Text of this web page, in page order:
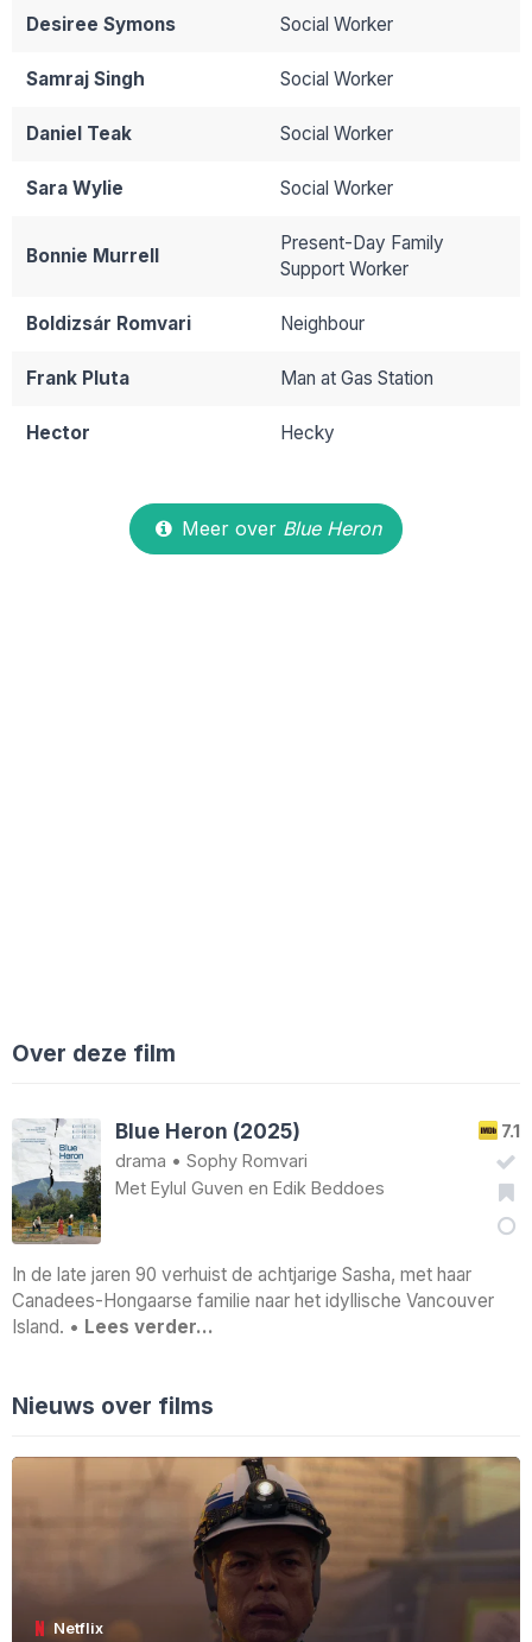
Desiree Symons Social Worker
Samraj Singh Social Worker
Daniel Teak Social Worker
Sara Wylie Social Worker
Bonnie Murrell
Present-Day Family
Support Worker
Boldizsár Romvari Neighbour
Frank Pluta Man at Gas Station
Hector Hecky
Meer over Blue Heron
Over deze film
7.1
Blue Heron (2025)
drama • Sophy Romvari
Met Eylul Guven en Edik Beddoes
In de late jaren 90 verhuist de achtjarige Sasha, met haar
Canadees-Hongaarse familie naar het idyllische Vancouver
Island. • Lees verder…
Nieuws over films
Netflix